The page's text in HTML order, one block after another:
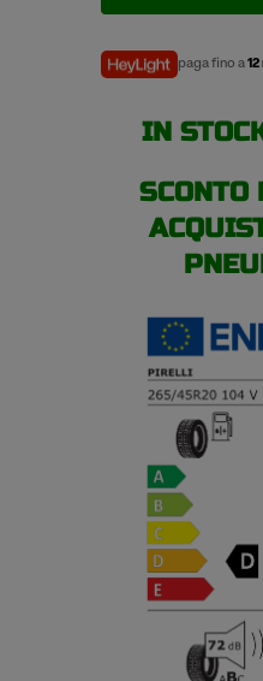
paga fino a12
IN
SCONTO